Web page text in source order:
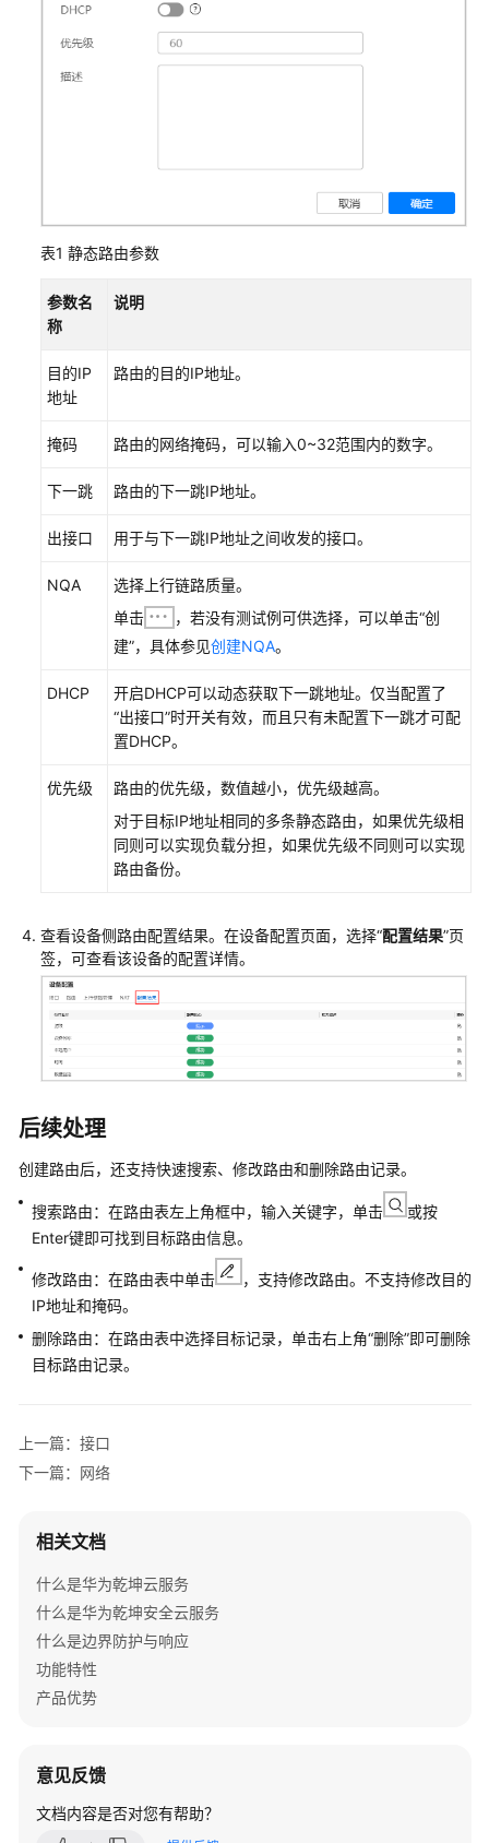
划
束
注
部
件
装
手
备
注
册
络
数
字
图
预
置
业
务
站
点
页
面
述
配
表1 静态路由参数
参数名
称
说明
目的IP
地址
路由的目的IP地址。
掩码 路由的网络掩码，可以输入0~32范围内的数字。
下一跳 路由的下一跳IP地址。
出接口 用于与下一跳IP地址之间收发的接口。
NQA
选择上行链路质量。
单击
，若没有测试例可供选择，可以单击“创
建”，具体参见创建NQA。
DHCP
开启DHCP可以动态获取下一跳地址。仅当配置了
“出接口”时开关有效，而且只有未配置下一跳才可配
置DHCP。
优先级
路由的优先级，数值越小，优先级越高。
对于目标IP地址相同的多条静态路由，如果优先级相
同则可以实现负载分担，如果优先级不同则可以实现
路由备份。
查看设备侧路由配置结果。在设备配置页面，选择“配置结果”页
签，可查看该设备的配置详情。
后续处理
创建路由后，还支持快速搜索、修改路由和删除路由记录。
搜索路由：在路由表左上角框中，输入关键字，单击
或按
Enter键即可找到目标路由信息。
修改路由：在路由表中单击
，支持修改路由。不支持修改目的
IP地址和掩码。
删除路由：在路由表中选择目标记录，单击右上角“删除”即可删除
目标路由记录。
上一篇：接口
下一篇：网络
相关文档
什么是华为乾坤云服务
什么是华为乾坤安全云服务
什么是边界防护与响应
功能特性
产品优势
意见反馈
文档内容是否对您有帮助？